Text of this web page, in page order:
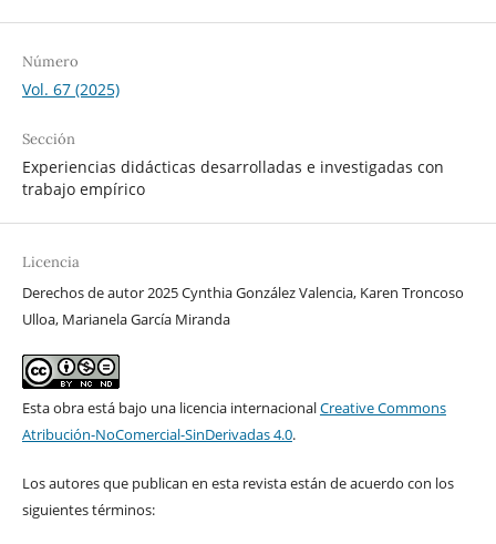
Número
Vol. 67 (2025)
Sección
Experiencias didácticas desarrolladas e investigadas con
trabajo empírico
Licencia
Derechos de autor 2025 Cynthia González Valencia, Karen Troncoso
Ulloa, Marianela García Miranda
Esta obra está bajo una licencia internacionalCreative Commons
Atribución-NoComercial-SinDerivadas 4.0.
Los autores que publican en esta revista están de acuerdo con los
siguientes términos: